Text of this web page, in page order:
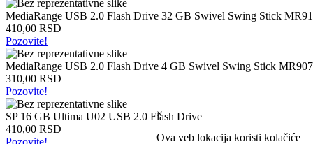
Tradicionalni
hard
diskovi
SSD
Eksterni
hard
diskovi
Fioke
za
hard
MediaRange USB 2.0 Flash Drive 32 GB Swivel Swing Stick
410,00 RSD
Pozovite!
MediaRange USB 2.0 Flash Drive 4 GB Swivel Swing Stick MR907
310,00 RSD
Pozovite!
SP 16 GB Ultima U02 USB 2.0 Flash Drive
410,00 RSD
Pozovite!
×
Ova veb lokacija koristi kolačiće